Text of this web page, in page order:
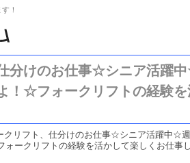
！
分けのお仕事☆シニア活躍
！☆フォークリフトの経験
クリフト、仕分けのお仕事☆シニア活躍中☆
ークリフトの経験を活かして楽しくお仕